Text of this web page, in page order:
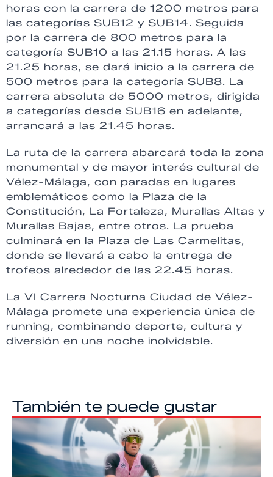
horas con la carrera de 1200 metros para
las categorías SUB12 y SUB14. Seguida
por la carrera de 800 metros para la
categoría SUB10 a las 21.15 horas. A las
21.25 horas, se dará inicio a la carrera de
500 metros para la categoría SUB8. La
carrera absoluta de 5000 metros, dirigida
a categorías desde SUB16 en adelante,
arrancará a las 21.45 horas.
La ruta de la carrera abarcará toda la zona
monumental y de mayor interés cultural de
Vélez-Málaga, con paradas en lugares
emblemáticos como la Plaza de la
Constitución, La Fortaleza, Murallas Altas y
Murallas Bajas, entre otros. La prueba
culminará en la Plaza de Las Carmelitas,
donde se llevará a cabo la entrega de
trofeos alrededor de las 22.45 horas.
La VI Carrera Nocturna Ciudad de Vélez-
Málaga promete una experiencia única de
running, combinando deporte, cultura y
diversión en una noche inolvidable.
También te puede gustar